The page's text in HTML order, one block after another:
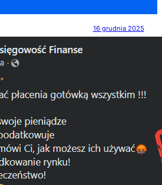
16 grudnia 2025